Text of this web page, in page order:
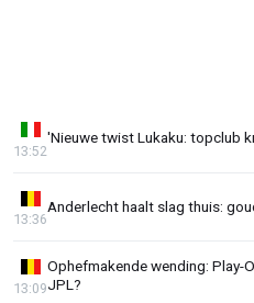
'Nieuwe twist Lukaku: topclub
13:52
Anderlecht haalt slag thuis:
13:36
Ophefmakende wending: Play-
JPL?
13:09